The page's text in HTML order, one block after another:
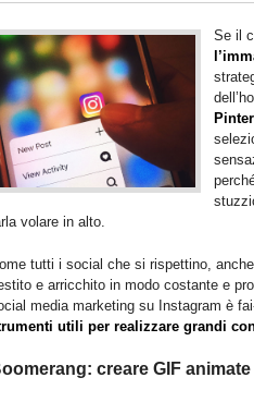
Se il
volare in alto.
tutti i social che si rispettino,
e arricchito in modo costante e
media marketing su Instagram è
utili per realizzare grandi
creare GIF animate